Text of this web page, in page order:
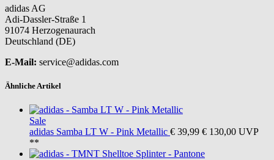
adidas AG
Adi-Dassler-Straße 1
91074 Herzogenaurach
Deutschland (DE)
E-Mail: service@adidas.com
Ähnliche Artikel
Sale
adidas Samba LT W - Pink Metallic € 39,99 € 130,00 UVP
**